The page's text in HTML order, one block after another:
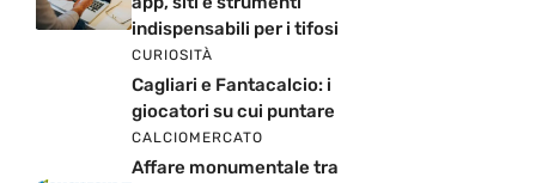
indispensabili per i tifosi
CURIOSITÀ
Cagliari e Fantacalcio: i
giocatori su cui puntare
CALCIOMERCATO
Affare monumentale tra